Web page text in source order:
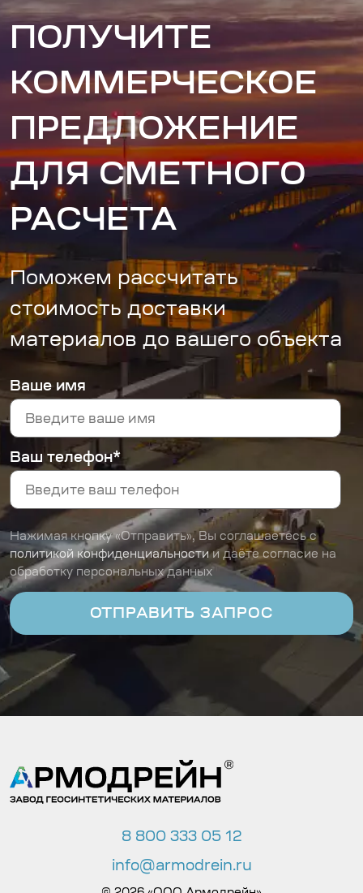
ПОЛУЧИТЕ
КОММЕРЧЕСКОЕ
ПРЕДЛОЖЕНИЕ
ДЛЯ СМЕТНОГО
РАСЧЕТА
Поможем рассчитать
стоимость доставки
материалов до вашего объекта
Ваше имя
Ваш телефон*
Нажимая кнопку «Отправить», Вы соглашаетесь с
политикой конфиденциальностии даёте согласие на
обработку персональных данных
8 800 333 05 12
info@armodrein.ru